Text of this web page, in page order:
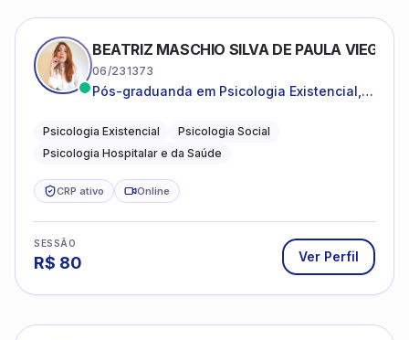
BEATRIZ MASCHIO SILVA DE PAULA VIEGAS
06/231373
Pós-graduanda em Psicologia Existencial,
da Saúde.
Psicologia Existencial
Psicologia Social
Psicologia Hospitalar e da Saúde
CRP ativo Online
SESSÃO
R$ 80 Ver Perfil